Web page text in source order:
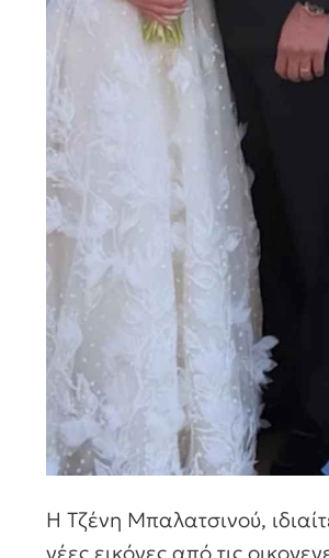
Η Τζένη Μπαλατσινού,
νέες εικόνες από τις